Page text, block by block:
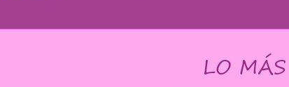
LO